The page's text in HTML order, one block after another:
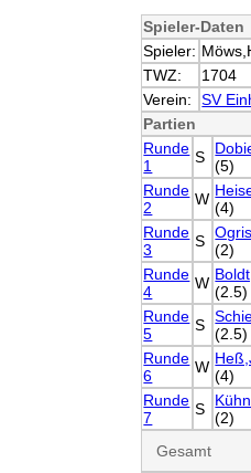
Spieler-Daten
Spieler:
TWZ:
1704
Verein:
SV
Partien
Runde
1
S (5)
Runde
2
W (4)
Runde
3
S (2)
Runde
4
W (2.5)
Runde
5
S (2.5)
Runde
6
W (4)
Runde
7
S (2)
Gesamt